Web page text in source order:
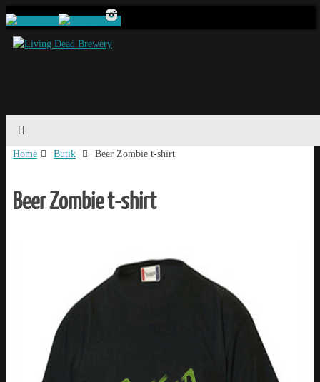
Home Butik Beer Zombie t-shirt
Beer Zombie t-shirt